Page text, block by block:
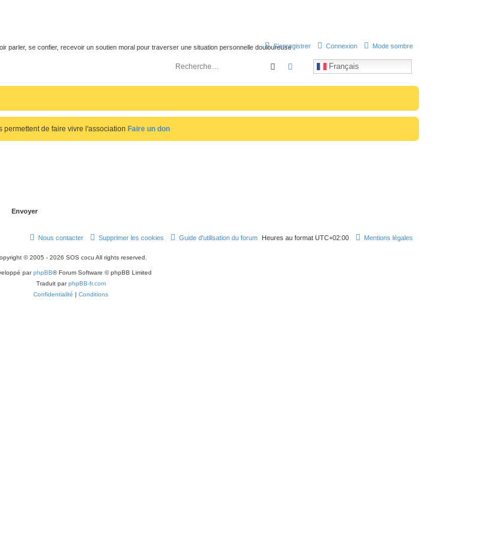
parler, se confier, recevoir un soutien moral pour traverser une situation personnelle douloureuse Mode sombre
Connexion
S’enregistrer
Français
RechercherRecherche avancée
permettent de faire vivre l'association Faire un don
Mentions légales
Heures au format UTC+02:00
Guide d'utilisation du forum
Supprimer les cookies
Nous contacter
© 2005 - 2026 SOS cocu All rights reserved.
parphpBB® Forum Software © phpBB Limited
Traduit parphpBB-fr.com
Confidentialité | Conditions